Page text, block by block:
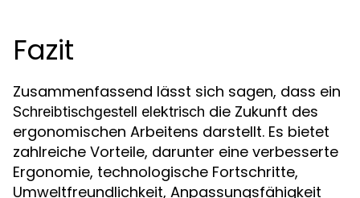
Fazit
Zusammenfassend lässt sich sagen, dass ein
Schreibtischgestell elektrisch die Zukunft des
ergonomischen Arbeitens darstellt. Es bietet
zahlreiche Vorteile, darunter eine verbesserte
Ergonomie, technologische Fortschritte,
Umweltfreundlichkeit, Anpassungsfähigkeit